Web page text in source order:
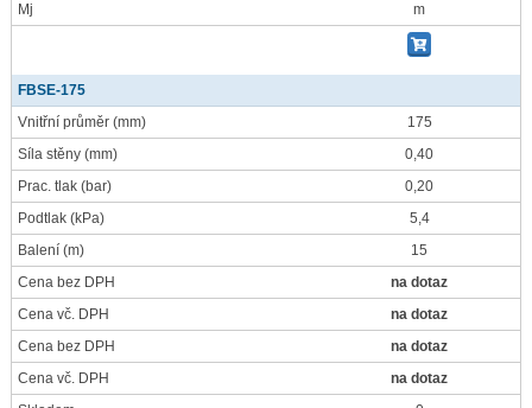
Mj
m
FBSE-175
Vnitřní průměr (mm)
175
Síla stěny (mm)
0,40
Prac. tlak (bar)
0,20
Podtlak (kPa)
5,4
Balení (m)
15
Cena bez DPH
na dotaz
Cena vč. DPH
na dotaz
Cena bez DPH
na dotaz
Cena vč. DPH
na dotaz